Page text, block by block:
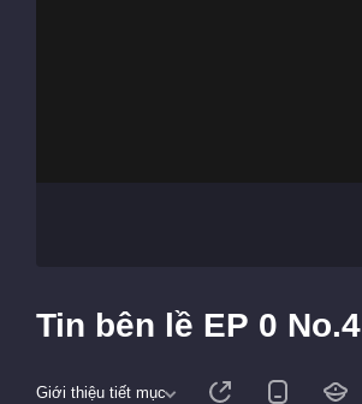
Tin bên lề EP 0 No.4
Giới thiệu tiết mục